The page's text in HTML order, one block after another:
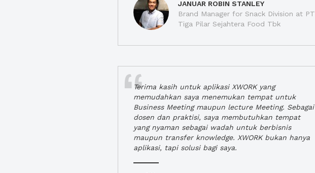
JANUAR ROBIN STANLEY
Brand Manager for Snack Division at PT
Tiga Pilar Sejahtera Food Tbk
Terima kasih untuk aplikasi XWORK yang
memudahkan saya menemukan tempat untuk
Business Meeting maupun lecture Meeting. Sebagai
dosen dan praktisi, saya membutuhkan tempat
yang nyaman sebagai wadah untuk berbisnis
maupun transfer knowledge. XWORK bukan hanya
aplikasi, tapi solusi bagi saya.